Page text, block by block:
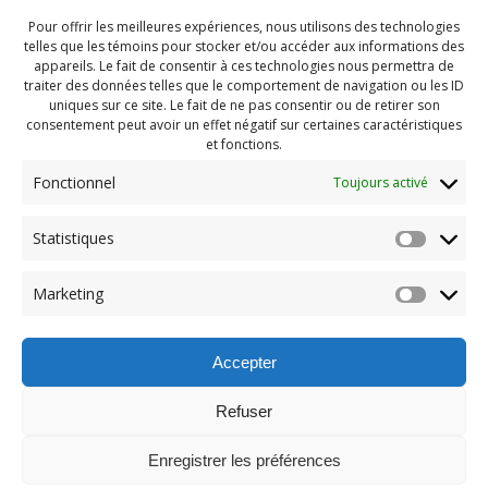
Pour offrir les meilleures expériences, nous utilisons des technologies
telles que les témoins pour stocker et/ou accéder aux informations des
appareils. Le fait de consentir à ces technologies nous permettra de
traiter des données telles que le comportement de navigation ou les ID
uniques sur ce site. Le fait de ne pas consentir ou de retirer son
consentement peut avoir un effet négatif sur certaines caractéristiques
et fonctions.
Fonctionnel Toujours activé
Statistiques
Marketing
Accepter
Refuser
Enregistrer les préférences
Navigation
de
l'article
Previous
PDG Juillet 2021 (131)
© 2026 Maison des Jeunes de Boucherville.